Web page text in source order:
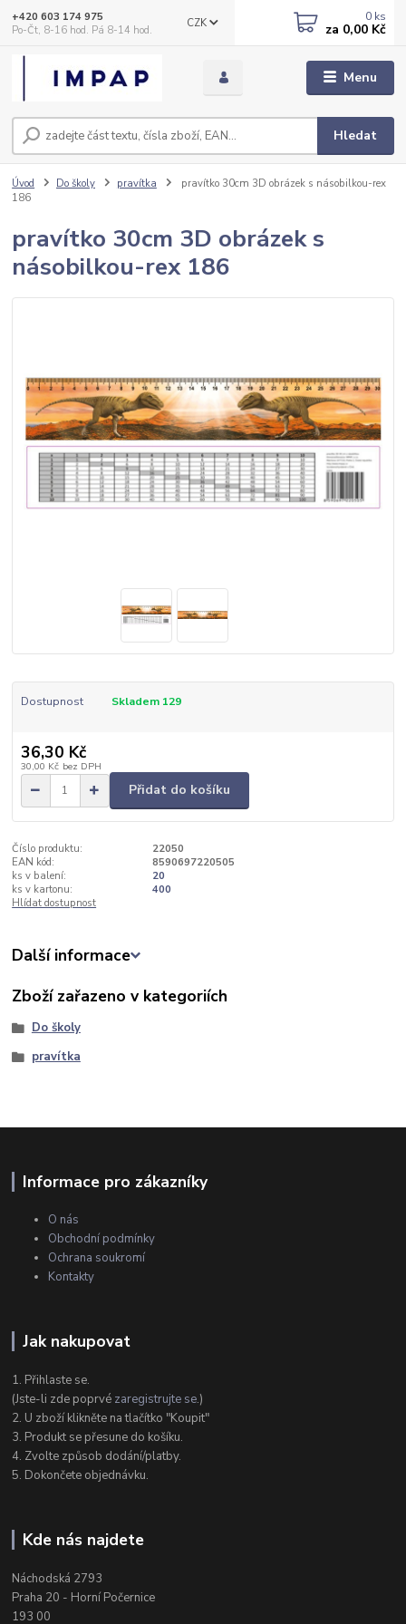
Menu
CZK
Hledat
+420 603 174 975
Po-Čt, 8-16 hod. Pá 8-14 hod.
0 ks
za 0,00 Kč
Úvod Do školy pravítka
pravítko 30cm 3D obrázek s násobilkou-rex
186
pravítko 30cm 3D obrázek s
násobilkou-rex 186
Dostupnost Skladem 129
36,30 Kč
30,00 Kč bez DPH
Přidat do košíku
Číslo produktu:
22050
EAN kód:
8590697220505
ks v balení:
20
ks v kartonu:
400
Hlídat dostupnost
Další informace
Zboží zařazeno v kategoriích
Do školy
pravítka
Informace pro zákazníky
O nás
Obchodní podmínky
Ochrana soukromí
Kontakty
Jak nakupovat
1. Přihlaste se.
(Jste-li zde poprvé zaregistrujte se.)
2. U zboží klikněte na tlačítko "Koupit"
3. Produkt se přesune do košíku.
4. Zvolte způsob dodání/platby.
5. Dokončete objednávku.
Kde nás najdete
Náchodská 2793
Praha 20 - Horní Počernice
193 00